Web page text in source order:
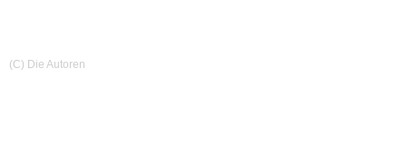
(C) Die Autoren